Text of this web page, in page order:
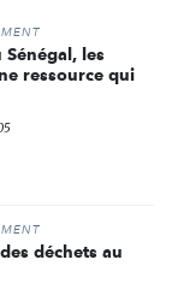
Sénégal, les
ressource qui
déchets au